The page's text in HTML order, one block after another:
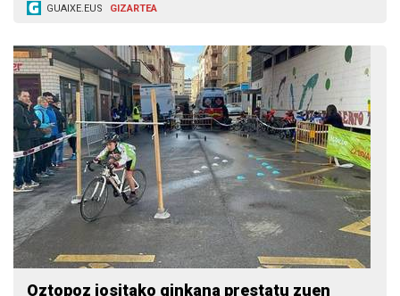
GUAIXE.EUS GIZARTEA
Oztopoz jositako ginkana prestatu zuen